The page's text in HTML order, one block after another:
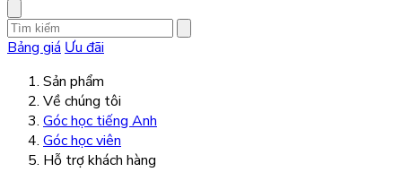
Bảng giá Ưu đãi
Sản phẩm
Về chúng tôi
Góc học tiếng Anh
Góc học viên
Hỗ trợ khách hàng